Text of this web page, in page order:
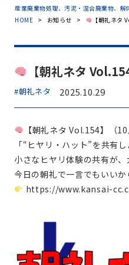
産業廃棄物処理、汚泥・混合廃棄物、
HOME > お知らせ > 【朝礼ネタ
【朝礼ネタ
#朝礼ネタ 2025.10.29
【朝礼ネタ Vol.154】（10
「“ヒヤリ・ハット”を共有し
小さなヒヤリ体験の共有が、
今日の朝礼で一言でもいいか
https://www.kansai-